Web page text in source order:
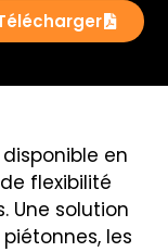
en
flexibilité
Une solution
les